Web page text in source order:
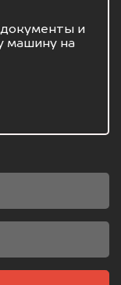
и
машину на